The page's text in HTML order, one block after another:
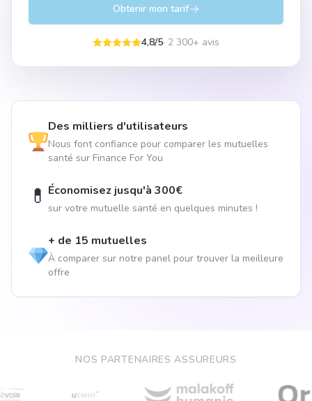
Obtenir mon tarif
4,8/5· 2 300+ avis
Des milliers d'utilisateurs
Nous font confiance pour comparer les mutuelles
santé sur Finance For You
💊 Économisez jusqu'à 300€
sur votre mutuelle santé en quelques minutes !
+ de 15 mutuelles
À comparer sur notre panel pour trouver la meilleure
offre
NOS PARTENAIRES ASSUREURS